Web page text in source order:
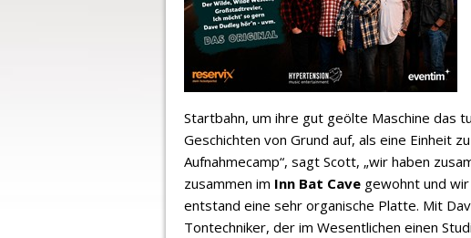
Startbahn, um ihre gut geölte Maschine das
Geschichten von Grund auf, als eine Einheit
Aufnahmecamp“, sagt Scott, „wir haben
zusammen im Inn Bat Cave gewohnt und
entstand eine sehr organische Platte. Mit
Tontechniker, der im Wesentlichen einen